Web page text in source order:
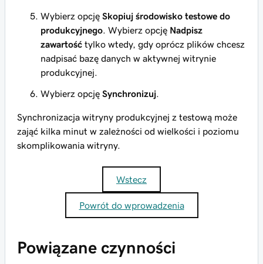
Wybierz opcję Skopiuj środowisko testowe do
produkcyjnego . Wybierz opcję Nadpisz
zawartość tylko wtedy, gdy oprócz plików chcesz
nadpisać bazę danych w aktywnej witrynie
produkcyjnej.
Wybierz opcję Synchronizuj
Synchronizacja witryny produkcyjnej z testową może
zająć kilka minut w zależności od wielkości i poziomu
skomplikowania witryny.
Wstecz
Powrót do wprowadzenia
Powiązane czynności